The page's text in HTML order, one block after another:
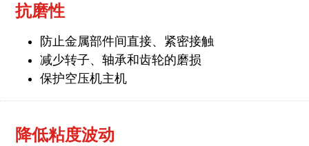
抗磨性
防止金属部件间直接、紧密接触
减少转子、轴承和齿轮的磨损
保护空压机主机
降低粘度波动